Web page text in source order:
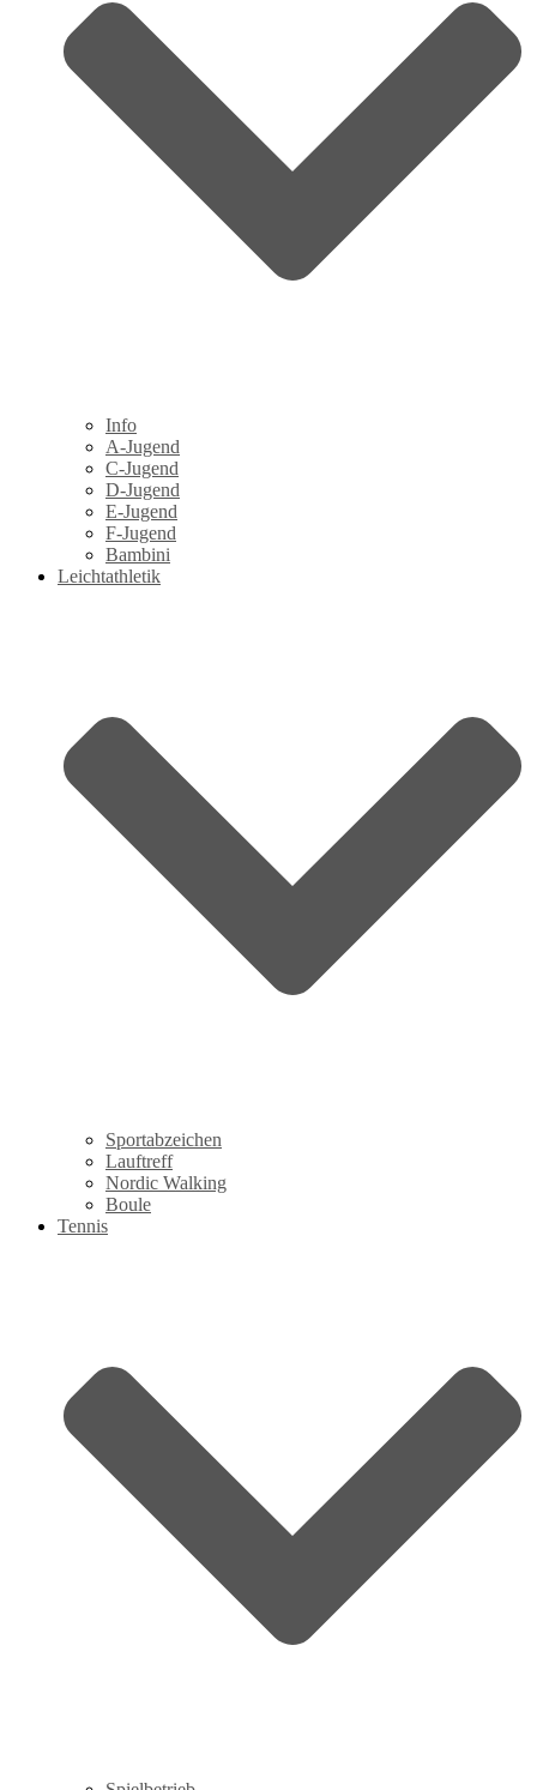
Info
A-Jugend
C-Jugend
D-Jugend
E-Jugend
F-Jugend
Bambini
Leichtathletik
Sportabzeichen
Lauftreff
Nordic Walking
Boule
Tennis